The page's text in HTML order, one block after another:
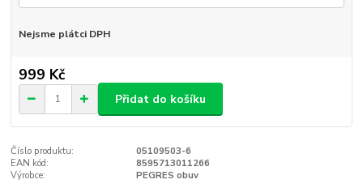
Nejsme plátci DPH
999 Kč
Přidat do košíku
Číslo produktu:
05109503-6
EAN kód:
8595713011266
Výrobce:
PEGRES obuv